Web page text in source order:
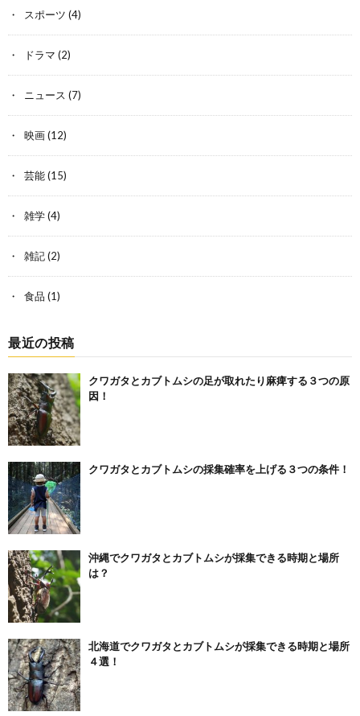
スポーツ (4)
ドラマ (2)
ニュース (7)
映画(12)
芸能(15)
雑学(4)
雑記(2)
食品 (1)
最近の投稿
クワガタとカブトムシの足が取れたり麻痺する３つの原
因！
クワガタとカブトムシの採集確率を上げる３つの条件！
沖縄でクワガタとカブトムシが採集できる時期と場所
は？
北海道でクワガタとカブトムシが採集できる時期と場所
４選！